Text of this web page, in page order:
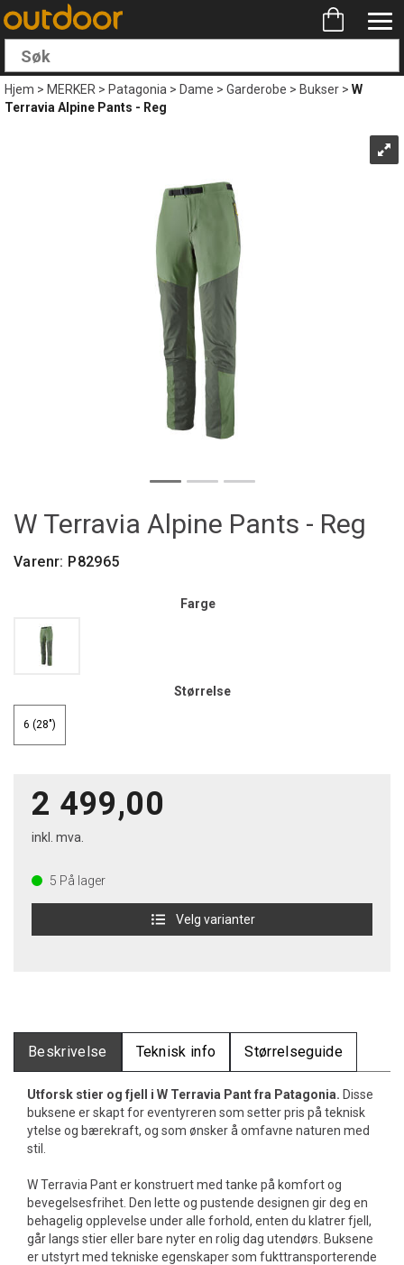
Hjem>MERKER>Patagonia>Dame>Garderobe>Bukser>W
Terravia Alpine Pants - Reg
W Terravia Alpine Pants - Reg
Varenr: P82965
Farge
Størrelse
6 (28")
2 499,00
inkl. mva.
5 På lager
Velg varianter
Beskrivelse Teknisk info Størrelseguide
Utforsk stier og fjell i W Terravia Pant fra Patagonia. Disse
buksene er skapt for eventyreren som setter pris på teknisk
ytelse og bærekraft, og som ønsker å omfavne naturen med
stil.
W Terravia Pant er konstruert med tanke på komfort og
bevegelsesfrihet. Den lette og pustende designen gir deg en
behagelig opplevelse under alle forhold, enten du klatrer fjell,
går langs stier eller bare nyter en rolig dag utendørs. Buksene
er utstyrt med tekniske egenskaper som fukttransporterende